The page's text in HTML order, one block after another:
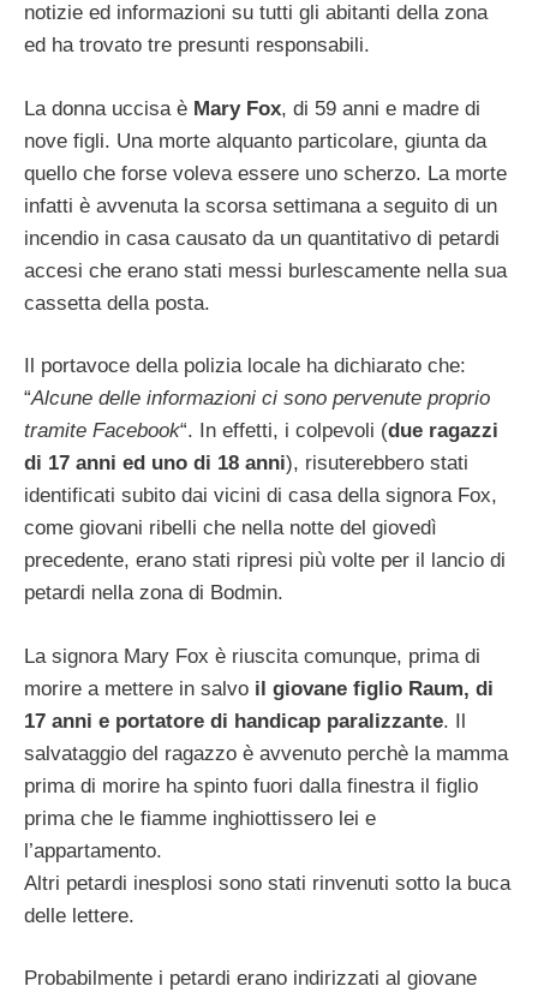
notizie ed informazioni su tutti gli abitanti della zona
ed ha trovato tre presunti responsabili.
La donna uccisa è Mary Fox, di 59 anni e madre di
nove figli. Una morte alquanto particolare, giunta da
quello che forse voleva essere uno scherzo. La morte
infatti è avvenuta la scorsa settimana a seguito di un
incendio in casa causato da un quantitativo di petardi
accesi che erano stati messi burlescamente nella sua
cassetta della posta.
Il portavoce della polizia locale ha dichiarato che:
“Alcune delle informazioni ci sono pervenute proprio
tramite Facebook“. In effetti, i colpevoli (due ragazzi
di 17 anni ed uno di 18 anni), risuterebbero stati
identificati subito dai vicini di casa della signora Fox,
come giovani ribelli che nella notte del giovedì
precedente, erano stati ripresi più volte per il lancio di
petardi nella zona di Bodmin.
La signora Mary Fox è riuscita comunque, prima di
morire a mettere in salvo il giovane figlio Raum, di
17 anni e portatore di handicap paralizzante. Il
salvataggio del ragazzo è avvenuto perchè la mamma
prima di morire ha spinto fuori dalla finestra il figlio
prima che le fiamme inghiottissero lei e
l’appartamento.
Altri petardi inesplosi sono stati rinvenuti sotto la buca
delle lettere.
Probabilmente i petardi erano indirizzati al giovane